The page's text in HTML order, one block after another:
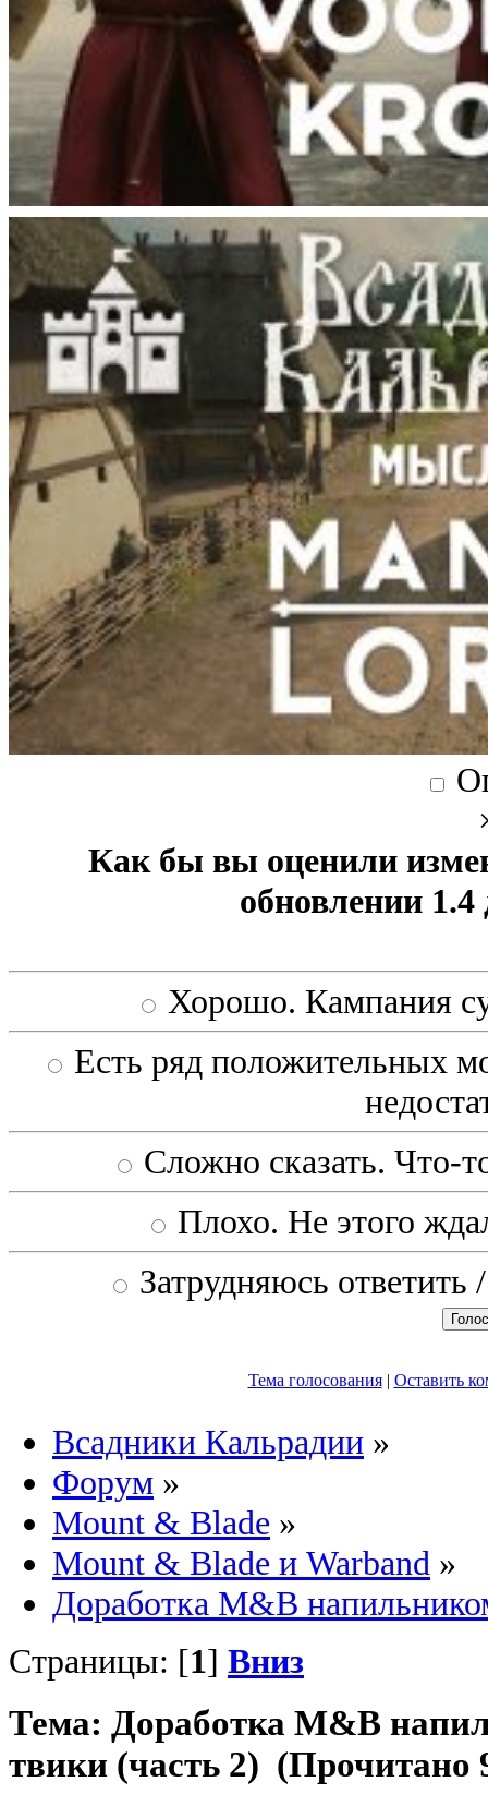
Как бы вы оценили
обновлении
Хорошо. Кампания
Есть ряд положительных
Сложно сказать. Что-
Плохо. Не этого
Затрудняюсь
Тема голосования| Оставить
Всадники Кальрадии »
Форум »
Mount & Blade »
Mount & Blade и Warband »
Доработка M&B
Страницы: [1] Вниз
Тема: Доработка M&B
твики (часть 2) (Прочитано